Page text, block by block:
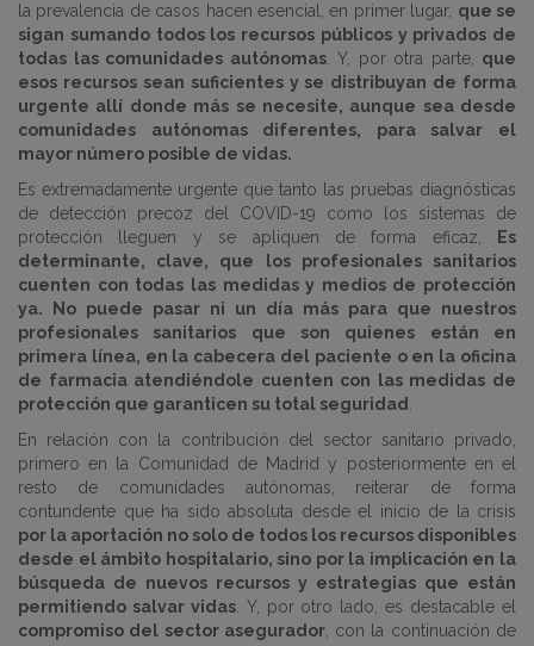
la prevalencia de casos hacen esencial, en primer lugar, que se
sigan sumando todos los recursos públicos y privados de
todas las comunidades autónomas. Y, por otra parte, que
esos recursos sean suficientes y se distribuyan de forma
urgente allí donde más se necesite, aunque sea desde
comunidades autónomas diferentes, para salvar el
mayor número posible de vidas.
Es extremadamente urgente que tanto las pruebas diagnósticas
de detección precoz del COVID-19 como los sistemas de
protección lleguen y se apliquen de forma eficaz,
Es
determinante, clave, que los profesionales sanitarios
cuenten con todas las medidas y medios de protección
ya. No puede pasar ni un día más para que nuestros
profesionales sanitarios que son quienes están en
primera línea, en la cabecera del paciente o en la oficina
de farmacia atendiéndole cuenten con las medidas de
protección que garanticen su total seguridad
En relación con la contribución del sector sanitario privado,
primero en la Comunidad de Madrid y posteriormente en el
resto de comunidades autónomas, reiterar de forma
contundente que ha sido absoluta desde el inicio de la crisis
por la aportación no solo de todos los recursos disponibles
desde el ámbito hospitalario, sino por la implicación en la
búsqueda de nuevos recursos y estrategias que están
permitiendo salvar vidas. Y, por otro lado, es destacable el
compromiso del sector asegurador, con la continuación de